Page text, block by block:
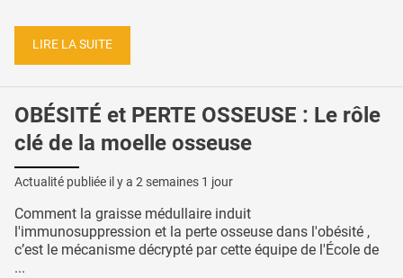
LIRE LA SUITE
OBÉSITÉ et PERTE OSSEUSE : Le rôle
clé de la moelle osseuse
Actualité publiée il y a 2 semaines 1 jour
Comment la graisse médullaire induit
l'immunosuppression et la perte osseuse dans l'obésité ,
c’est le mécanisme décrypté par cette équipe de l'École de
...